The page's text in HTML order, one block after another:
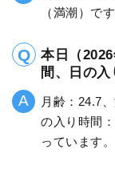
（満潮）です
本日（
間、日の
月齢：24.7
の入り時間
っています。